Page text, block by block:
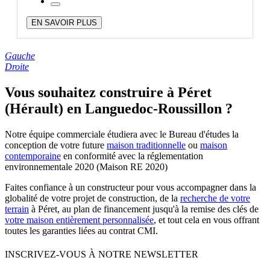
EN SAVOIR PLUS
Gauche
Droite
Vous souhaitez construire à Péret
(Hérault) en Languedoc-Roussillon ?
Notre équipe commerciale étudiera avec le Bureau d'études la
conception de votre future maison traditionnelle ou maison
contemporaine en conformité avec la réglementation
environnementale 2020 (Maison RE 2020)
Faites confiance à un constructeur pour vous accompagner dans la
globalité de votre projet de construction, de la recherche de votre
terrain à Péret, au plan de financement jusqu'à la remise des clés de
votre maison entièrement personnalisée, et tout cela en vous offrant
toutes les garanties liées au contrat CMI.
INSCRIVEZ-VOUS À NOTRE NEWSLETTER